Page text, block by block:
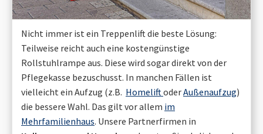
Nicht immer ist ein Treppenlift die beste Lösung:
Teilweise reicht auch eine kostengünstige
Rollstuhlrampe aus. Diese wird sogar direkt von der
Pflegekasse bezuschusst. In manchen Fällen ist
vielleicht ein Aufzug (z.B. HomeliftoderAußenaufzug)
die bessere Wahl. Das gilt vor allem im
Mehrfamilienhaus. Unsere Partnerfirmen in